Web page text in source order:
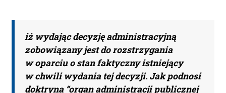
iż wydając decyzję administracyjną
zobowiązany jest do rozstrzygania
w oparciu o stan faktyczny istniejący
w chwili wydania tej decyzji. Jak podnosi
doktryna “organ administracji publicznej